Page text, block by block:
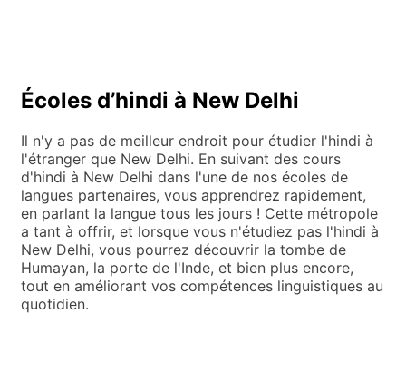
Écoles d’hindi à New Delhi
Il n'y a pas de meilleur endroit pour étudier l'hindi à
l'étranger que New Delhi. En suivant des cours
d'hindi à New Delhi dans l'une de nos écoles de
langues partenaires, vous apprendrez rapidement,
en parlant la langue tous les jours ! Cette métropole
a tant à offrir, et lorsque vous n'étudiez pas l'hindi à
New Delhi, vous pourrez découvrir la tombe de
Humayan, la porte de l'Inde, et bien plus encore,
tout en améliorant vos compétences linguistiques au
quotidien.